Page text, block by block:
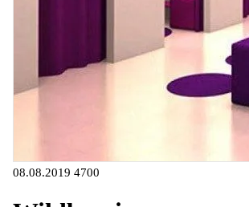
08.08.2019 4700